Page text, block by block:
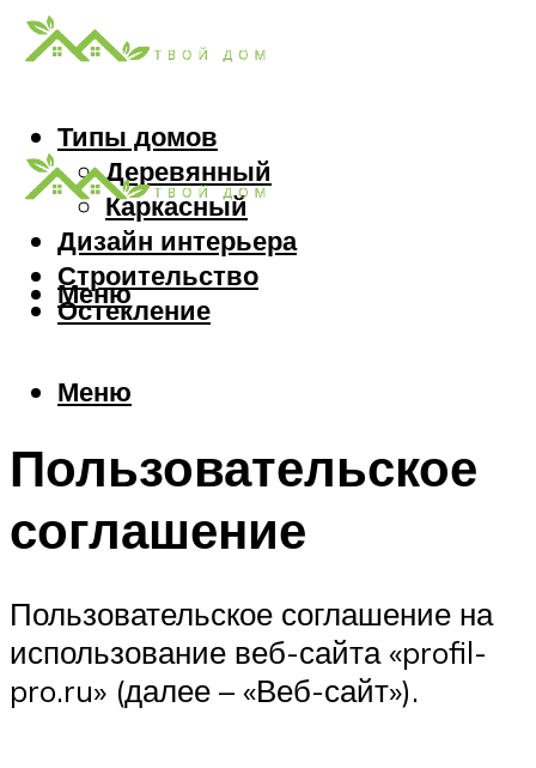
Типы домов
Деревянный
Каркасный
Дизайн интерьера
Строительство
Остекление
Меню
Меню
Пользовательское
соглашение
Пользовательское соглашение на
использование веб-сайта «profil-
pro.ru» (далее – «Веб-сайт»).